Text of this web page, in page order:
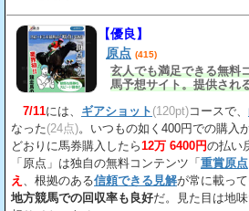
【優良】
原点 (415)
玄人でも満足できる無料
馬予想サイト。提供され
7/11には、 ギアショット (120pt)コースで、
なった(24点)。いつもの如く400円での購入
どおりに馬券購入したら12万 6400円の払い
「原点」は独自の無料コンテンツ「重賞原点
え
、根拠のある信頼できる見解が常に載って
地方競馬での回収率も良好だ。見た目は地